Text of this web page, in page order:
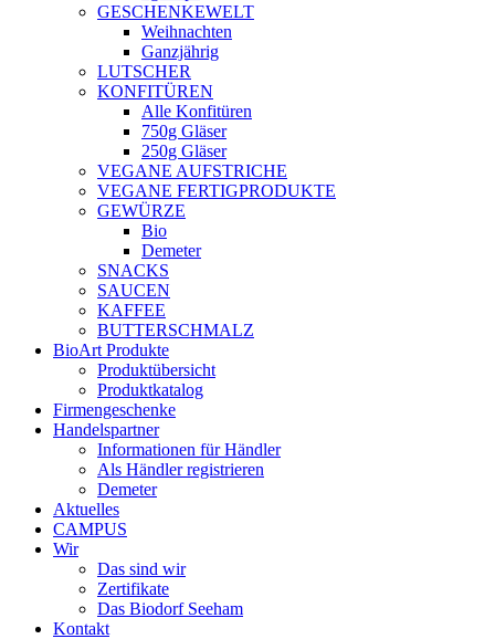
GESCHENKEWELT
Weihnachten
Ganzjährig
LUTSCHER
KONFITÜREN
Alle Konfitüren
750g Gläser
250g Gläser
VEGANE AUFSTRICHE
VEGANE FERTIGPRODUKTE
GEWÜRZE
Bio
Demeter
SNACKS
SAUCEN
KAFFEE
BUTTERSCHMALZ
BioArt Produkte
Produktübersicht
Produktkatalog
Firmengeschenke
Handelspartner
Informationen für Händler
Als Händler registrieren
Demeter
Aktuelles
CAMPUS
Wir
Das sind wir
Zertifikate
Das Biodorf Seeham
Kontakt